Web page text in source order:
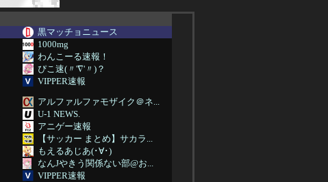
黒マッチョニュース
1000mg
わんこーる速報！
ぴこ速(〃'∇'〃)？
VIPPER速報
アルファルファモザイク＠ネ...
U-1 NEWS.
アニゲー速報
【サッカー まとめ】サカラ...
もえるあじあ(･∀･)
なんJやきう関係ない部@お...
VIPPER速報